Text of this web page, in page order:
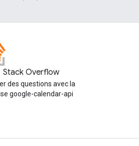
Stack Overflow
des questions avec la
google-calendar-api